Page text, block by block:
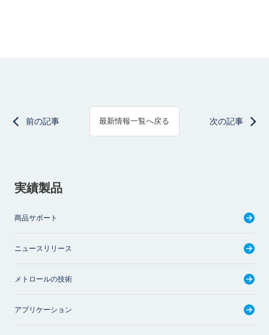
前の記事 最新情報一覧へ戻る 次の記事
実績製品
商品サポート
ニュースリリース
メトロールの技術
アプリケーション